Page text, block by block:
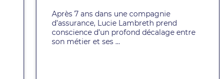
Après 7 ans dans une compagnie
d’assurance, Lucie Lambreth prend
conscience d’un profond décalage entre
son métier et ses ...